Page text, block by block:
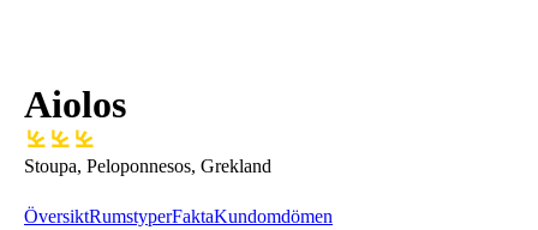
Aiolos
Stoupa, Peloponnesos, Grekland
ÖversiktRumstyperFaktaKundomdömen